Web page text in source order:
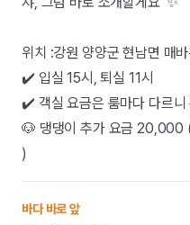
위치 :강원 양양군 현남면 매
✔️ 입실 15시, 퇴실 11시
✔️ 객실 요금은 룸마다 다르니
🐶 댕댕이 추가 요금 20,000
)
바다 바로 앞